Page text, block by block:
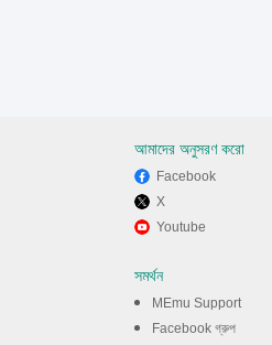
আমাদের অনুসরণ করো
Facebook
X
Youtube
সমর্থন
MEmu Support
Facebook গ্রুপ